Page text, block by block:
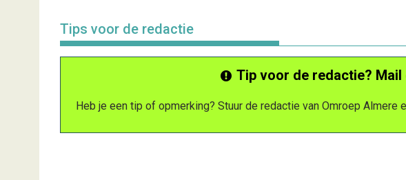
Tips voor de redactie
Tip voor de redactie? Mail
Heb je een tip of opmerking? Stuur de redactie van Omroep Almere